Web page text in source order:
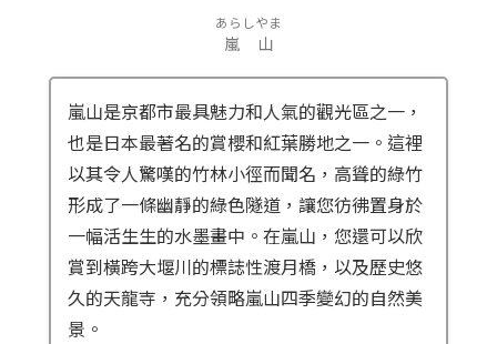
嵐山
あらしやま
嵐山是京都市最具魅力和人氣的觀光區之一，
也是日本最著名的賞櫻和紅葉勝地之一。這裡
以其令人驚嘆的竹林小徑而聞名，高聳的綠竹
形成了一條幽靜的綠色隧道，讓您彷彿置身於
一幅活生生的水墨畫中。在嵐山，您還可以欣
賞到橫跨大堰川的標誌性渡月橋，以及歷史悠
久的天龍寺，充分領略嵐山四季變幻的自然美
景。